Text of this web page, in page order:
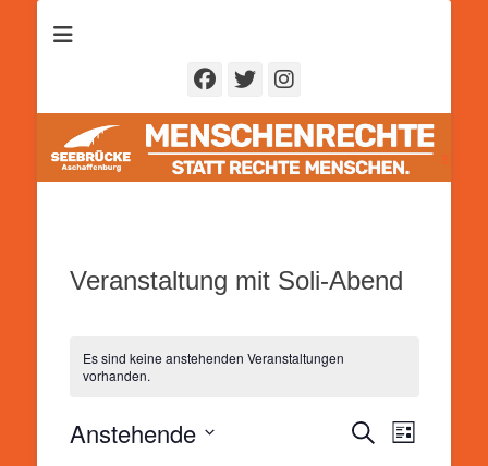
Facebook
Twitter
Instagram
Veranstaltung mit Soli-Abend
Es sind keine anstehenden Veranstaltungen
vorhanden.
Suche
Liste
Anstehende